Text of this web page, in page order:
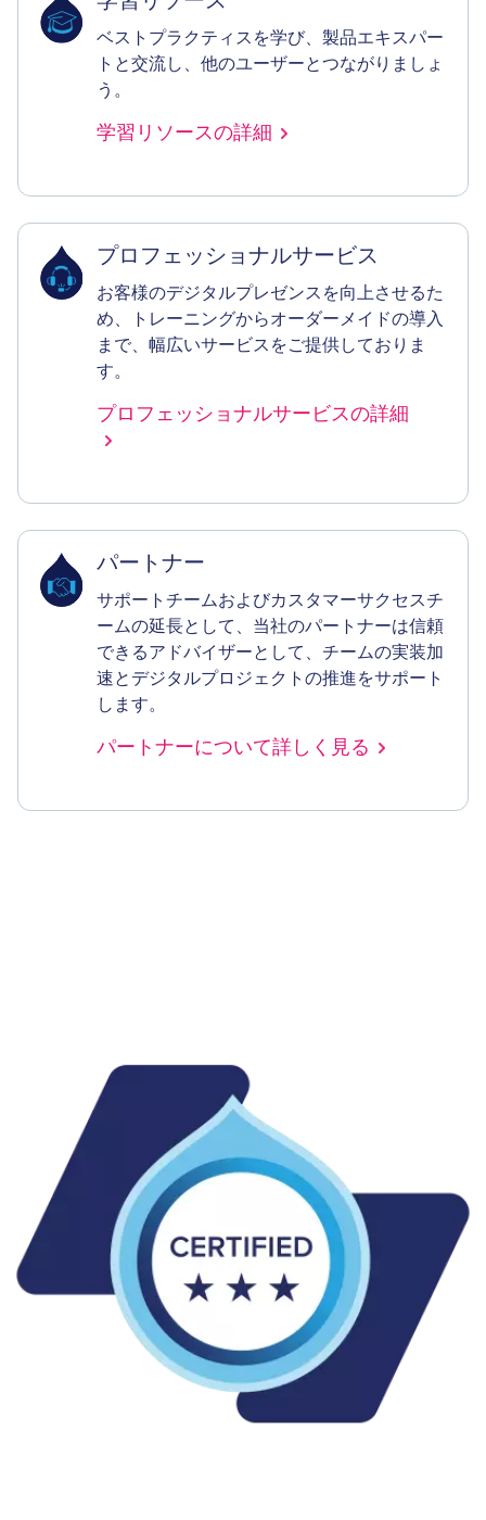
ベストプラクティスを学び、製品エキスパー
トと交流し、他のユーザーとつながりましょ
う。
学習リソースの詳細
プロフェッショナルサービス
お客様のデジタルプレゼンスを向上させるた
め、トレーニングからオーダーメイドの導入
まで、幅広いサービスをご提供しておりま
す。
プロフェッショナルサービスの詳細
パートナー
サポートチームおよびカスタマーサクセスチ
ームの延長として、当社のパートナーは信頼
できるアドバイザーとして、チームの実装加
速とデジタルプロジェクトの推進をサポート
します。
パートナーについて詳しく見る